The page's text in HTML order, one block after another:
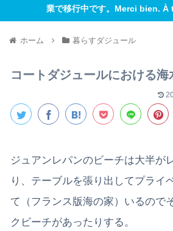
業で移行中です。Merci bien.
ホーム 暮らすダジュール
コートダジュールにおける海
ジュアンレパンのビーチは大半が
り、テーブルを張り出してプライ
て（フランス版海の家）いるので
クビーチがあったりする。